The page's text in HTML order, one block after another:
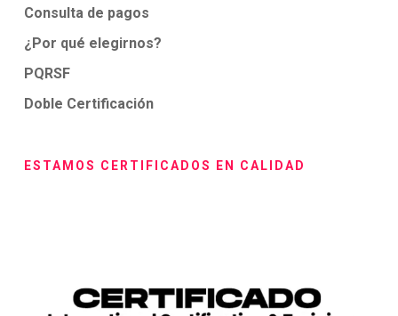
Consulta de pagos
¿Por qué elegirnos?
PQRSF
Doble Certificación
ESTAMOS CERTIFICADOS EN CALIDAD